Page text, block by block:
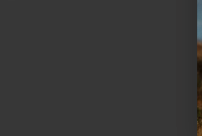
Das adaptive High Anchoring
Körpergurt, Karabiner und
bestmöglichen
Überqueren der Eiskante bei
Artikel™ lassen sich leicht
andere Aktivitäten als das
Rückplatte aus geschäumter